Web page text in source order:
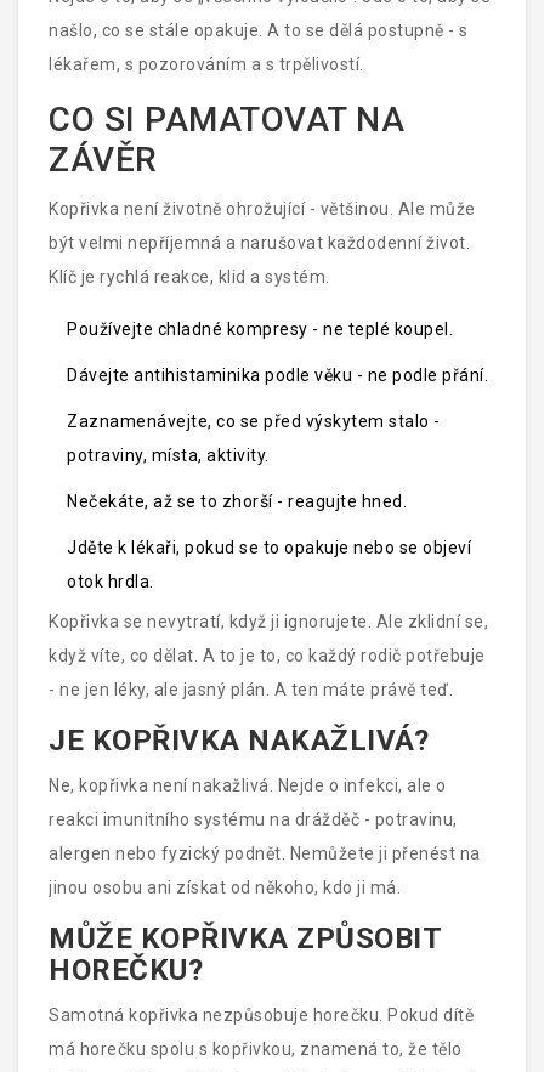
nebo zvýšená únava.
našlo, co se stále opakuje. A to se dělá postupně - s
lékařem, s pozorováním a s trpělivostí.
CO SI PAMATOVAT NA
ZÁVĚR
Kopřivka není životně ohrožující - většinou. Ale může
být velmi nepříjemná a narušovat každodenní život.
Klíč je rychlá reakce, klid a systém.
Používejte chladné kompresy - ne teplé koupel.
Dávejte antihistaminika podle věku - ne podle přání.
Zaznamenávejte, co se před výskytem stalo -
potraviny, místa, aktivity.
Nečekáte, až se to zhorší - reagujte hned.
Jděte k lékaři, pokud se to opakuje nebo se objeví
otok hrdla.
Kopřivka se nevytratí, když ji ignorujete. Ale zklidní se,
když víte, co dělat. A to je to, co každý rodič potřebuje
- ne jen léky, ale jasný plán. A ten máte právě teď.
JE KOPŘIVKA NAKAŽLIVÁ?
Ne, kopřivka není nakažlivá. Nejde o infekci, ale o
reakci imunitního systému na drážděč - potravinu,
alergen nebo fyzický podnět. Nemůžete ji přenést na
jinou osobu ani získat od někoho, kdo ji má.
MŮŽE KOPŘIVKA ZPŮSOBIT
HOREČKU?
Samotná kopřivka nezpůsobuje horečku. Pokud dítě
má horečku spolu s kopřivkou, znamená to, že tělo